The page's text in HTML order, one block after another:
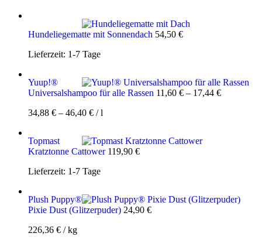
Hundeliegematte mit Sonnendach 54,50 €
Lieferzeit: 1-7 Tage
Yuup!®
Universalshampoo für alle Rassen 11,60 € – 17,44 €
34,88 € – 46,40 € /l
Topmast
Kratztonne Cattower 119,90 €
Lieferzeit: 1-7 Tage
Plush Puppy®
Pixie Dust (Glitzerpuder) 24,90 €
226,36 € /kg